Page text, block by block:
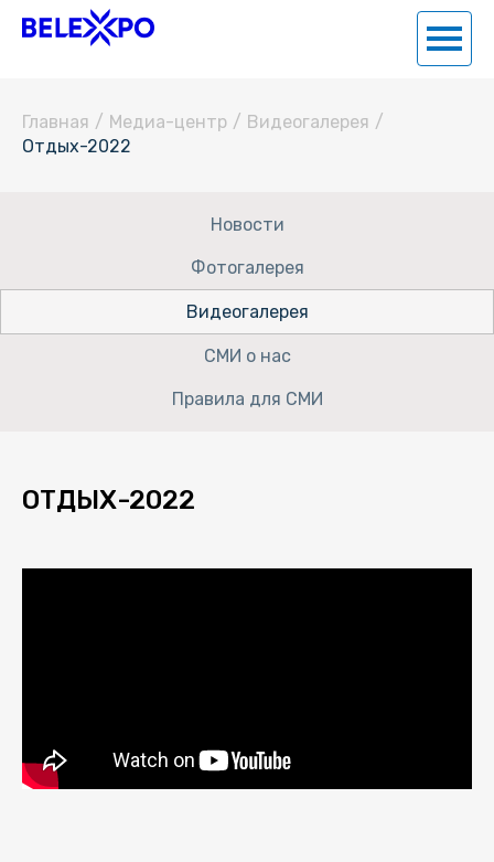
Главная / Медиа-центр / Видеогалерея /
Отдых-2022
Новости
Фотогалерея
Видеогалерея
СМИ о нас
Правила для СМИ
ОТДЫХ-2022